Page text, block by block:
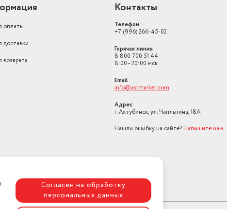
оплаты
доставки
возврата
Контакты
Телефон
+7 (996) 266-45-02
Горячая линия
8 800 700 51 44
8:00 - 20:00 мск
Email
info@astmarket.com
Адрес
г. Ахтубинск, ул. Чаплыгина, 18А
Нашли ошибку на сайте? Напишите нам.
Согласен на обработку
персональных данных